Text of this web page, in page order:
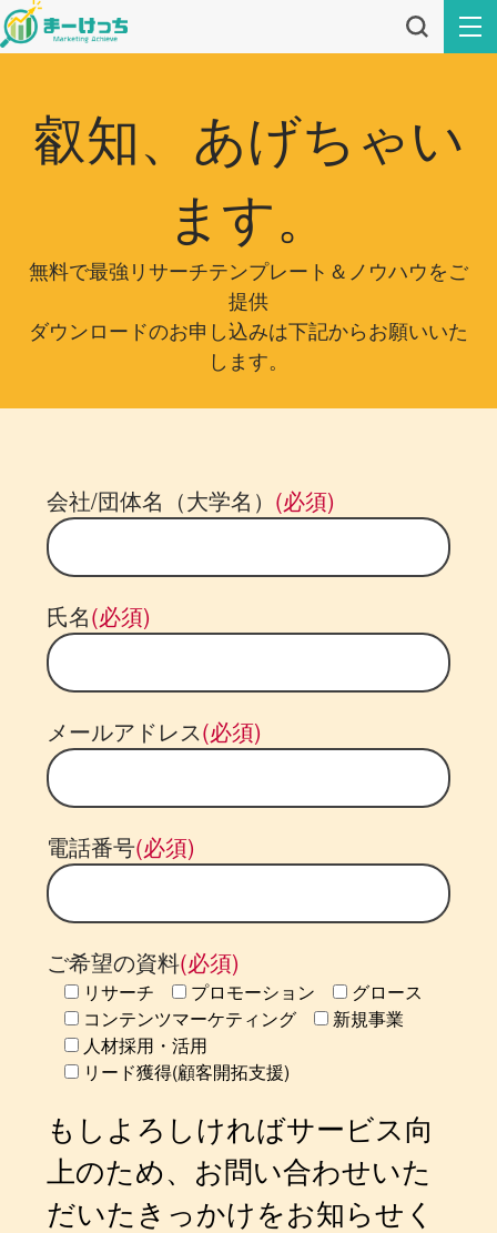
叡知、あげちゃい
ます。
無料で最強リサーチテンプレート＆ノウハウをご
提供
ダウンロードのお申し込みは下記からお願いいた
します。
会社/団体名（大学名） (必須)
氏名(必須)
メールアドレス(必須)
電話番号(必須)
ご希望の資料(必須)
リサーチ プロモーション
グロース
コンテンツマーケティング
新規事業
人材採用・活用
リード獲得(顧客開拓支援)
もしよろしければサービス向
上のため、お問い合わせいた
だいたきっかけをお知らせく